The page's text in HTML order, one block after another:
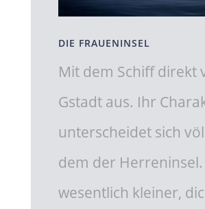
DIE FRAUENINSEL
Mit dem Schiff direkt
Gstadt aus. Ihr
unterscheidet sich
dem der Herreninsel.
wesentlich kleiner,